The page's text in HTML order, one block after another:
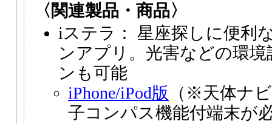
〈関連製品・商品〉
iステラ： 星座探しに便利
ンアプリ。光害などの環
ンも可能
iPhone/iPod版 （※天体ナ
子コンパス機能付端末が